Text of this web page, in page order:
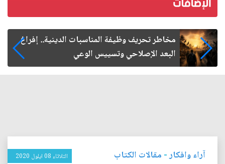
زيارة الأربعين.. من الفاعلية المجتمعية إلى المواطنة
الفاعلة
آراء وافكار- مقالات الكتاب الثلاثاء 08 ايلول 2020